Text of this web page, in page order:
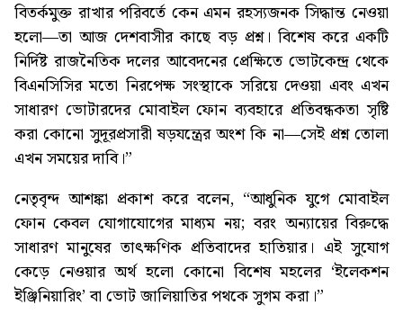
বিতর্কমুক্ত রাখার পরিবর্তে কেন এমন রহস্যজনক সিদ্ধান্ত নেওয়া
হলো—তা আজ দেশবাসীর কাছে বড় প্রশ্ন। বিশেষ করে একটি
নির্দিষ্ট রাজনৈতিক দলের আবেদনের প্রেক্ষিতে ভোটকেন্দ্র থেকে
বিএনসিসির মতো নিরপেক্ষ সংস্থাকে সরিয়ে দেওয়া এবং এখন
সাধারণ ভোটারদের মোবাইল ফোন ব্যবহারে প্রতিবন্ধকতা সৃষ্টি
করা কোনো সুদূরপ্রসারী ষড়যন্ত্রের অংশ কি না—সেই প্রশ্ন তোলা
এখন সময়ের দাবি।”
নেতৃবৃন্দ আশঙ্কা প্রকাশ করে বলেন, “আধুনিক যুগে মোবাইল
ফোন কেবল যোগাযোগের মাধ্যম নয়; বরং অন্যায়ের বিরুদ্ধে
সাধারণ মানুষের তাৎক্ষণিক প্রতিবাদের হাতিয়ার। এই সুযোগ
কেড়ে নেওয়ার অর্থ হলো কোনো বিশেষ মহলের ‘ইলেকশন
ইঞ্জিনিয়ারিং’ বা ভোট জালিয়াতির পথকে সুগম করা।”